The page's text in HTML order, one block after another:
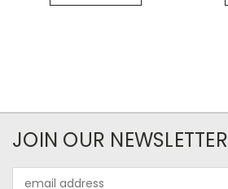
JOIN OUR NEWSLETTER